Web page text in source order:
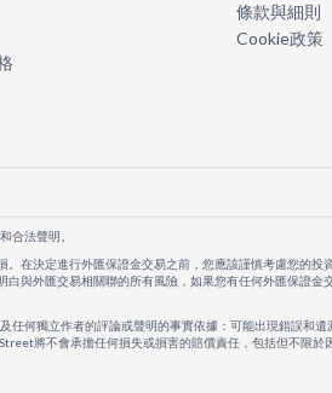
條款與細則
Cookie政策
合法聲明。
在決定進行外匯保證金交易之前，您應該謹慎考慮您的投
與外匯交易相關聯的所有風險，如果您有任何外匯保證金
何獨立作者的評論或聲明的事實依據：可能出現錯誤和
將不會承擔任何損失或損害的賠償責任，包括但不限於